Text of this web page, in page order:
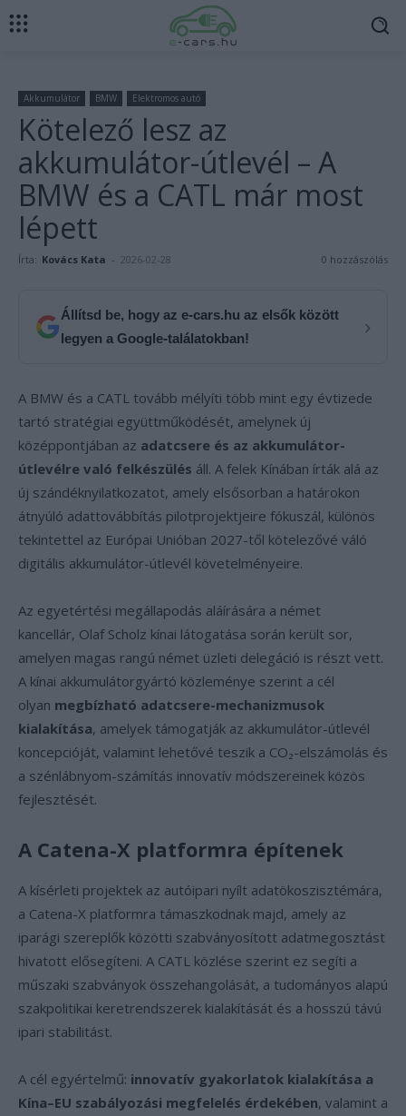
Akkumulátor BMW Elektromos autó
Kötelező lesz az
akkumulátor-útlevél – A
BMW és a CATL már most
lépett
Írta: Kovács Kata - 2026-02-28 0 hozzászólás
Állítsd be, hogy az e-cars.hu az elsők között
legyen a Google-találatokban!
›
A BMW és a CATL tovább mélyíti több mint egy évtizede
tartó stratégiai együttműködését, amelynek új
középpontjában az adatcsere és az akkumulátor-
útlevélre való felkészülés áll. A felek Kínában írták alá az
új szándéknyilatkozatot, amely elsősorban a határokon
átnyúló adattovábbítás pilotprojektjeire fókuszál, különös
tekintettel az Európai Unióban 2027-től kötelezővé váló
digitális akkumulátor-útlevél követelményeire.
Az egyetértési megállapodás aláírására a német
kancellár, Olaf Scholz kínai látogatása során került sor,
amelyen magas rangú német üzleti delegáció is részt vett.
A kínai akkumulátorgyártó közleménye szerint a cél
olyan megbízható adatcsere-mechanizmusok
kialakítása, amelyek támogatják az akkumulátor-útlevél
koncepcióját, valamint lehetővé teszik a CO₂-elszámolás és
a szénlábnyom-számítás innovatív módszereinek közös
fejlesztését.
A Catena-X platformra építenek
A kísérleti projektek az autóipari nyílt adatökoszisztémára,
a Catena-X platformra támaszkodnak majd, amely az
iparági szereplők közötti szabványosított adatmegosztást
hivatott elősegíteni. A CATL közlése szerint ez segíti a
műszaki szabványok összehangolását, a tudományos alapú
szakpolitikai keretrendszerek kialakítását és a hosszú távú
ipari stabilitást.
A cél egyértelmű: innovatív gyakorlatok kialakítása a
Kína–EU szabályozási megfelelés érdekében, valamint a